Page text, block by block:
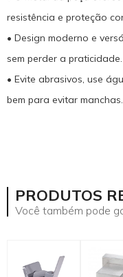
resistência e proteção
• Design moderno e
sem perder a praticidade.
• Evite abrasivos, use
bem para evitar manchas.
PRODUTOS
Você também pode